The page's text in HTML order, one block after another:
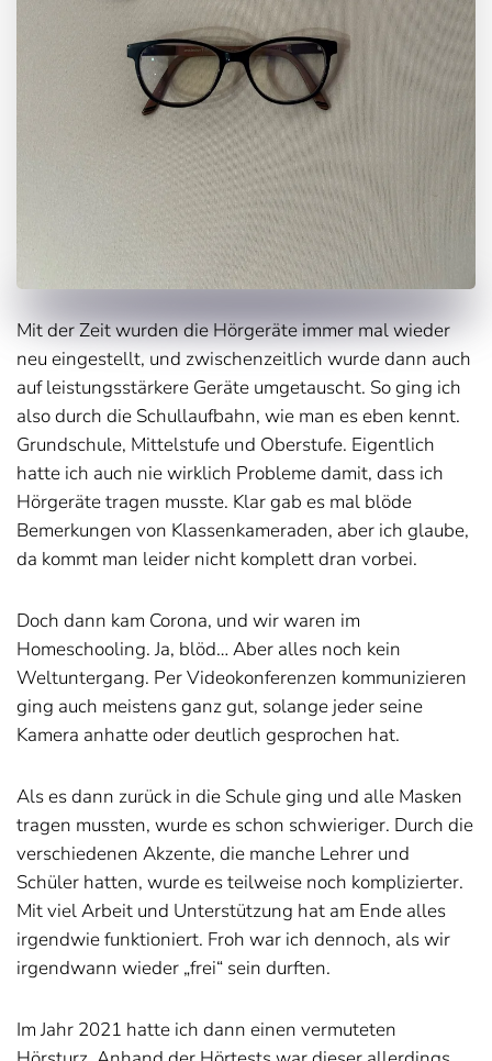
Mit der Zeit wurden die Hörgeräte immer mal wieder
neu eingestellt, und zwischenzeitlich wurde dann auch
auf leistungsstärkere Geräte umgetauscht. So ging ich
also durch die Schullaufbahn, wie man es eben kennt.
Grundschule, Mittelstufe und Oberstufe. Eigentlich
hatte ich auch nie wirklich Probleme damit, dass ich
Hörgeräte tragen musste. Klar gab es mal blöde
Bemerkungen von Klassenkameraden, aber ich glaube,
da kommt man leider nicht komplett dran vorbei.
Doch dann kam Corona, und wir waren im
Homeschooling. Ja, blöd… Aber alles noch kein
Weltuntergang. Per Videokonferenzen kommunizieren
ging auch meistens ganz gut, solange jeder seine
Kamera anhatte oder deutlich gesprochen hat.
Als es dann zurück in die Schule ging und alle Masken
tragen mussten, wurde es schon schwieriger. Durch die
verschiedenen Akzente, die manche Lehrer und
Schüler hatten, wurde es teilweise noch komplizierter.
Mit viel Arbeit und Unterstützung hat am Ende alles
irgendwie funktioniert. Froh war ich dennoch, als wir
irgendwann wieder „frei“ sein durften.
Im Jahr 2021 hatte ich dann einen vermuteten